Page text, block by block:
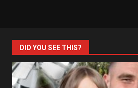
DID YOU SEE THIS?